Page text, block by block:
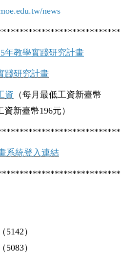
news
年教學實踐研究計畫
踐研究計畫
資 （每月最低工資新臺幣
新臺幣196元）
系統登入連結
（ 5142 ）
（ 5083）